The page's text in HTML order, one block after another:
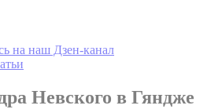
на наш Дзен-канал
Невского в Гяндже